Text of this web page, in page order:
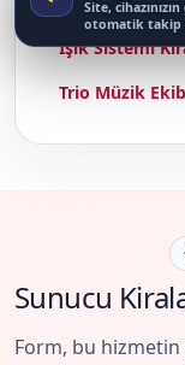
Işık Sistemi
Trio Müzik
Sunucu
Form, bu
Site,
otomatik takip